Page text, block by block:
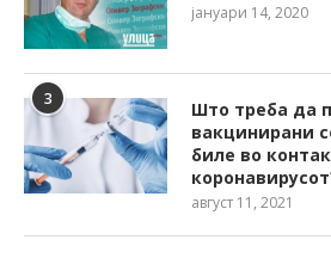
јануари 14, 2020
3
Што треба да
вакцинирани
биле во
август 11, 2021